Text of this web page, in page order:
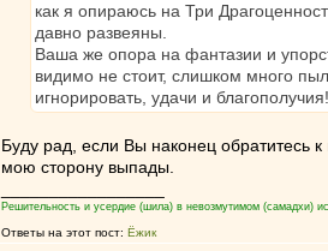
как я опираюсь на Три
давно развеяны.
Ваша же опора на фантазии и
видимо не стоит, слишком много
игнорировать, удачи и благополучия!
Буду рад, если Вы наконец обратитесь
мою сторону выпады.
Решительность и усердие (шила) в невозмутимом (самадхи)
Ответы на этот пост: Ёжик